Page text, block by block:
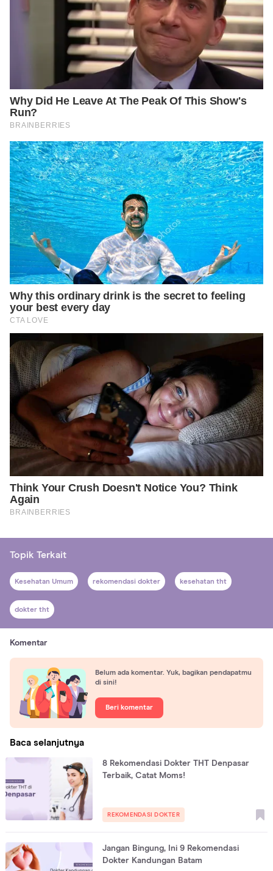
Topik Terkait
Kesehatan Umum rekomendasi dokter kesehatan tht
dokter tht
Komentar
Belum ada komentar. Yuk, bagikan pendapatmu
di sini!
Beri komentar
Baca selanjutnya
8 Rekomendasi Dokter THT Denpasar
Terbaik, Catat Moms!
REKOMENDASI DOKTER
Jangan Bingung, Ini 9 Rekomendasi
Dokter Kandungan Batam